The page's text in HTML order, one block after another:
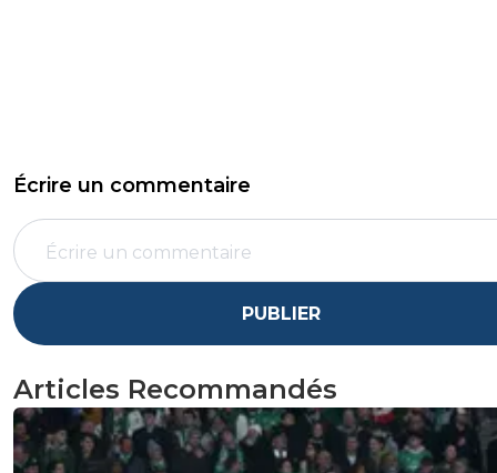
Écrire un commentaire
PUBLIER
Articles Recommandés